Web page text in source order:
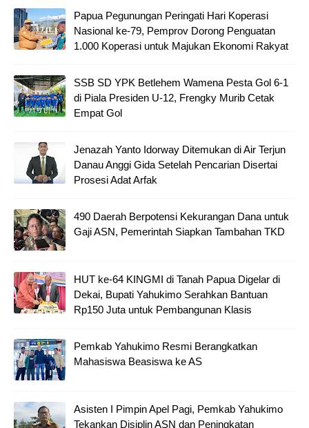
Papua Pegunungan Peringati Hari Koperasi
Nasional ke-79, Pemprov Dorong Penguatan
1.000 Koperasi untuk Majukan Ekonomi Rakyat
SSB SD YPK Betlehem Wamena Pesta Gol 6-1
di Piala Presiden U-12, Frengky Murib Cetak
Empat Gol
Jenazah Yanto Idorway Ditemukan di Air Terjun
Danau Anggi Gida Setelah Pencarian Disertai
Prosesi Adat Arfak
490 Daerah Berpotensi Kekurangan Dana untuk
Gaji ASN, Pemerintah Siapkan Tambahan TKD
HUT ke-64 KINGMI di Tanah Papua Digelar di
Dekai, Bupati Yahukimo Serahkan Bantuan
Rp150 Juta untuk Pembangunan Klasis
Pemkab Yahukimo Resmi Berangkatkan
Mahasiswa Beasiswa ke AS
Asisten I Pimpin Apel Pagi, Pemkab Yahukimo
Tekankan Disiplin ASN dan Peningkatan